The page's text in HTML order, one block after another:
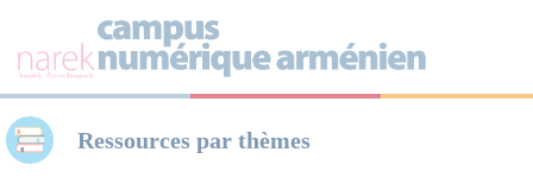
Ressources par thèmes